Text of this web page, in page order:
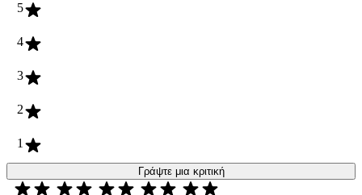
5
4
3
2
1
Γράψτε μια κριτική